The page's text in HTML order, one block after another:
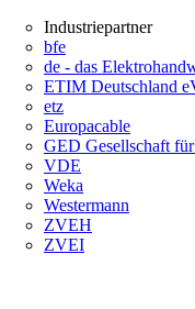
Industriepartner
bfe
de - das
ETIM Deutschland
etz
Europacable
GED Gesellschaft
VDE
Weka
Westermann
ZVEH
ZVEI